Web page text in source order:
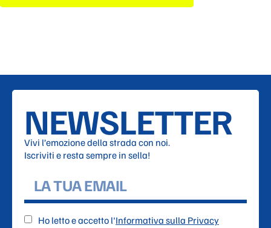
NEWSLETTER
Vivi l’emozione della strada con noi.
Iscriviti e resta sempre in sella!
Ho letto e accetto l'Informativa sulla Privacy